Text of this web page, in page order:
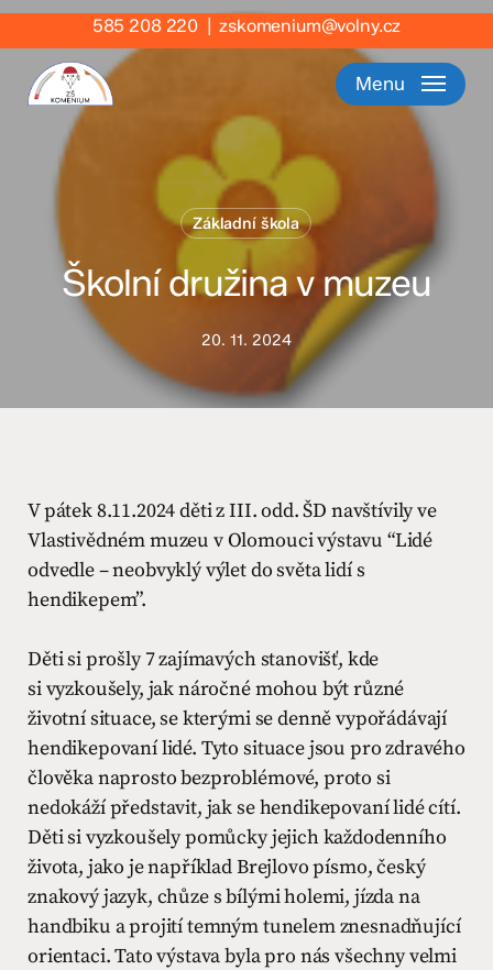
Skip
content
585 208 220 |zskomenium@volny.cz
Menu
Základní škola
Školní družina v muzeu
20. 11. 2024
V pátek 8.11.2024 děti z III. odd. ŠD navštívily ve
Vlastivědném muzeu v Olomouci výstavu “Lidé
odvedle – neobvyklý výlet do světa lidí s
hendikepem”.
Děti si prošly 7 zajímavých stanovišť, kde
sivyzkoušely, jak náročné mohou být různé
životní situace, se kterými se denně vypořádávají
hendikepovaní lidé. Tyto situace jsou pro zdravého
člověka naprosto bezproblémové, proto si
nedokáží představit, jak se hendikepovaní lidé cítí.
Děti si vyzkoušely pomůcky jejich každodenního
života, jako je například Brejlovo písmo, český
znakový jazyk, chůze s bílými holemi, jízda na
handbiku a projití temným tunelem znesnadňující
orientaci. Tato výstava byla pro nás všechny velmi